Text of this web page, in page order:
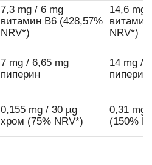
7,3 mg / 6 mg
витамин B6 (428,57%
NRV*)
14,6 mg
NRV*)
7 mg / 6,65 mg
пиперин
14 mg /
пиперин
0,155 mg / 30 µg
хром (75% NRV*)
0,31 mg
(150%